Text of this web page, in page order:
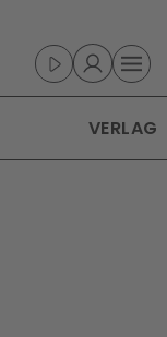
VERLAG